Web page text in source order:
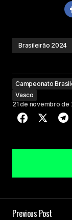
Brasileirão 2024
Campeonato
Vasco
21 de novembro de
Previous Post